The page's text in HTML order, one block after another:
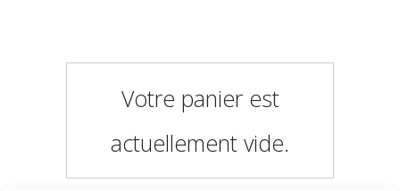
Votre panier est
actuellement vide.